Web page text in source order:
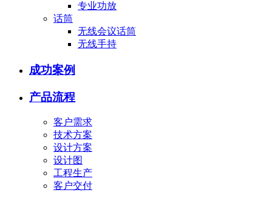
专业功放
话筒
无线会议话筒
无线手持
成功案例
产品流程
客户需求
技术方案
设计方案
设计图
工程生产
客户交付